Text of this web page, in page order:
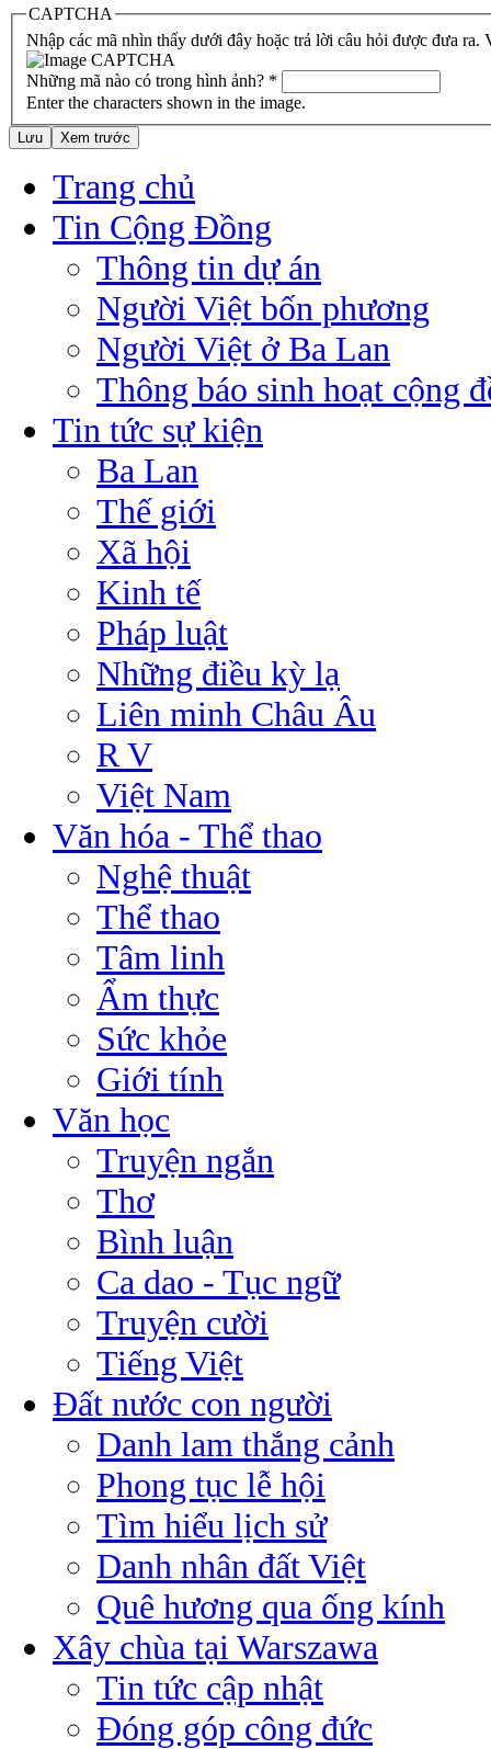
CAPTCHA
Nhập các mã nhìn thấy dưới đây hoặc trả lời câu hỏi được đưa ra.
Những mã nào có trong hình ảnh? *
Enter the characters shown in the image.
Trang chủ
Tin Cộng Đồng
Thông tin dự án
Người Việt bốn phương
Người Việt ở Ba Lan
Thông báo sinh hoạt cộng
Tin tức sự kiện
Ba Lan
Thế giới
Xã hội
Kinh tế
Pháp luật
Những điều kỳ lạ
Liên minh Châu Âu
R V
Việt Nam
Văn hóa - Thể thao
Nghệ thuật
Thể thao
Tâm linh
Ẩm thực
Sức khỏe
Giới tính
Văn học
Truyện ngắn
Thơ
Bình luận
Ca dao - Tục ngữ
Truyện cười
Tiếng Việt
Đất nước con người
Danh lam thắng cảnh
Phong tục lễ hội
Tìm hiểu lịch sử
Danh nhân đất Việt
Quê hương qua ống kính
Xây chùa tại Warszawa
Tin tức cập nhật
Đóng góp công đức